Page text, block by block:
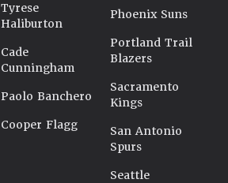
Tyrese
Haliburton
Cade
Cunningham
Paolo Banchero
Cooper Flagg
Phoenix Suns
Portland Trail
Blazers
Sacramento
Kings
San Antonio
Spurs
Seattle